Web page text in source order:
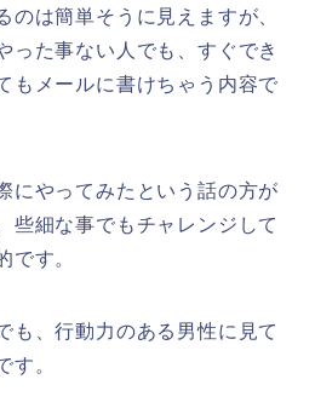
は簡単そうに見えますが、
った事ない人でも、すぐでき
もメールに書けちゃう内容で
にやってみたという話の方が
些細な事でもチャレンジして
す。
も、行動力のある男性に見て
す。